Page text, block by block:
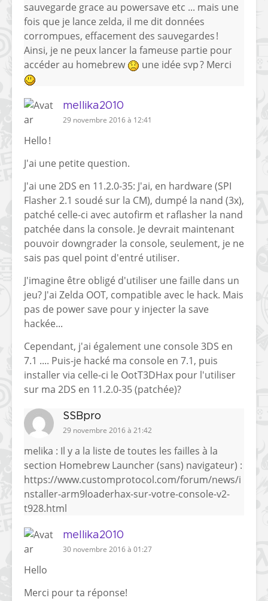
sauvegarde grace au powersave etc ... mais une
fois que je lance zelda, il me dit données
corrompues, effacement des sauvegardes !
Ainsi, je ne peux lancer la fameuse partie pour
accéder au homebrew
une idée svp ? Merci
mellika2010
29 novembre 2016 à 12:41
Hello !
J'ai une petite question.
J'ai une 2DS en 11.2.0-35: J'ai, en hardware (SPI
Flasher 2.1 soudé sur la CM), dumpé la nand (3x),
patché celle-ci avec autofirm et raflasher la nand
patchée dans la console. Je devrait maintenant
pouvoir downgrader la console, seulement, je ne
sais pas quel point d'entré utiliser.
J'imagine être obligé d'utiliser une faille dans un
jeu? J'ai Zelda OOT, compatible avec le hack. Mais
pas de power save pour y injecter la save
hackée...
Cependant, j'ai également une console 3DS en
7.1 .... Puis-je hacké ma console en 7.1, puis
installer via celle-ci le OotT3DHax pour l'utiliser
sur ma 2DS en 11.2.0-35 (patchée)?
SSBpro
29 novembre 2016 à 21:42
melika : Il y a la liste de toutes les failles à la
section Homebrew Launcher (sans) navigateur) :
https://www.customprotocol.com/forum/news/i
nstaller-arm9loaderhax-sur-votre-console-v2-
t928.html
mellika2010
30 novembre 2016 à 01:27
Hello
Merci pour ta réponse!